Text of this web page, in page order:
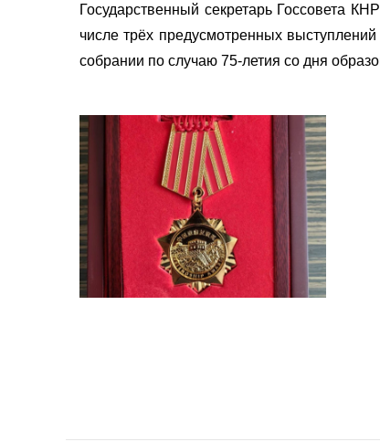
Государственный секретарь Госсовета
числе трёх предусмотренных
собрании по случаю 75-летия со дня